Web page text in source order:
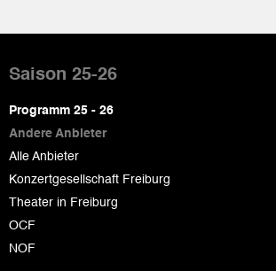
de
page
Saison 25-26
Programm 25 - 26
Andere Anbieter
Alle Anbieter
Konzertgesellschaft Freiburg
Theater in Freiburg
OCF
NOF